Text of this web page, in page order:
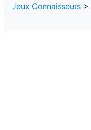
Jeux Connaisseurs >